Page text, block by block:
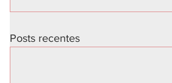
Posts recentes